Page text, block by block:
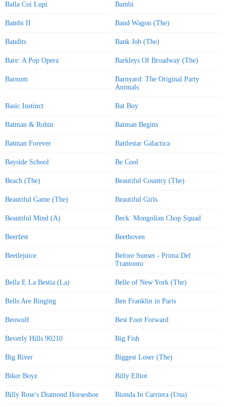
Balla Coi Lupi Bambi
Bambi II Band Wagon (The)
Bandits Bank Job (The)
Bare: A Pop Opera Barkleys Of Broadway (The)
Barnum
Barnyard: The Original Party
Animals
Basic Instinct Bat Boy
Batman & Robin Batman Begins
Batman Forever Battlestar Galactica
Bayside School Be Cool
Beach (The) Beautiful Country (The)
Beautiful Game (The) Beautiful Girls
Beautiful Mind (A) Beck: Mongolian Chop Squad
Beerfest Beethoven
Beetlejuice
Before Sunset - Prima Del
Tramonto
Bella E La Bestia (La) Belle of New York (The)
Bells Are Ringing Ben Franklin in Paris
Beowulf Best Foot Forward
Beverly Hills 90210 Big Fish
Big River Biggest Loser (The)
Biker Boyz Billy Elliot
Billy Rose's Diamond Horseshoe Bionda In Carriera (Una)